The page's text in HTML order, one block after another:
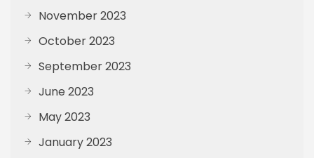
November 2023
October 2023
September 2023
June 2023
May 2023
January 2023